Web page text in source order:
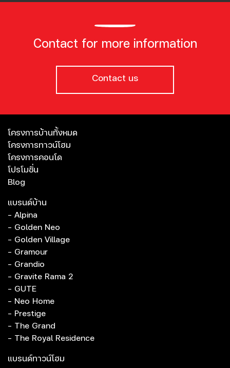
Contact for more information
Contact us
โครงการบ้านทั้งหมด
โครงการทาวน์โฮม
โครงการคอนโด
โปรโมชั่น
Blog
แบรนด์บ้าน
- Alpina
- Golden Neo
- Golden Village
- Gramour
- Grandio
- Gravite Rama 2
- GUTE
- Neo Home
- Prestige
- The Grand
- The Royal Residence
แบรนด์ทาวน์โฮม